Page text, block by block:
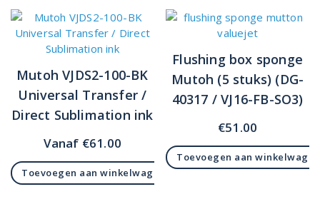
Mutoh VJDS2-100-BK
Universal Transfer /
Direct Sublimation ink
Vanaf €61.00
Toevoegen aan winkelwagen
Flushing box sponge
Mutoh (5 stuks) (DG-
40317 / VJ16-FB-SO3)
€51.00
Toevoegen aan winkelwagen